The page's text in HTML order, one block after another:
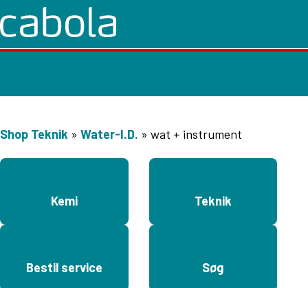
Shop Teknik » Water-I.D. » wat + instrument
Kemi Teknik
Bestil service Søg